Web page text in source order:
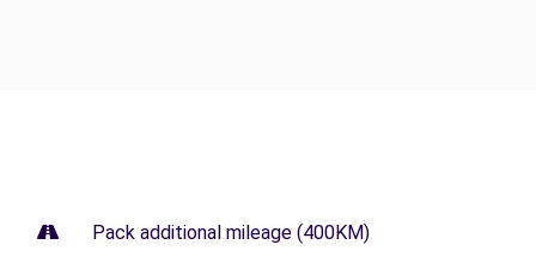
Pack additional mileage (400KM)